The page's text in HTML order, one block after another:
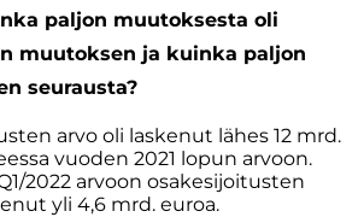
paljon muutoksesta oli
muutoksen ja kuinka paljon
seurausta?
arvo oli laskenut lähes 12 mrd.
vuoden 2021 lopun arvoon.
2022 arvoon osakesijoitusten
yli 4,6 mrd. euroa.